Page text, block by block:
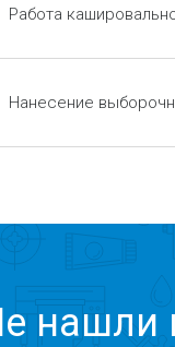
Работа
Нанесение
нашли